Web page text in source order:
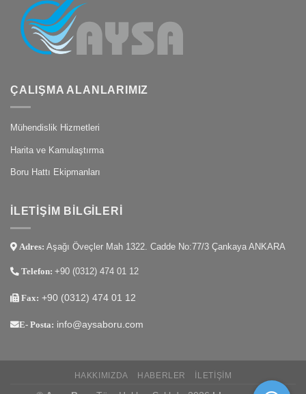
ÇALIŞMA ALANLARIMIZ
Mühendislik Hizmetleri
Harita ve Kamulaştırma
Boru Hattı Ekipmanları
İLETIŞIM BILGILERI
Adres: Aşağı Öveçler Mah 1322. Cadde No:77/3 Çankaya ANKARA
Telefon: +90 (0312) 474 01 12
Fax: +90 (0312) 474 01 12
E- Posta: info@aysaboru.com
HAKKIMIZDA HABERLER İLETIŞIM